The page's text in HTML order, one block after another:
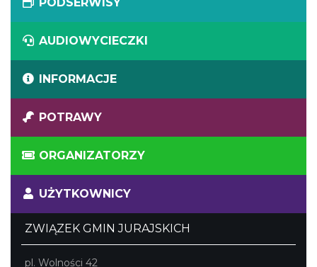
AUDIOWYCIECZKI
INFORMACJE
POTRAWY
ORGANIZATORZY
UŻYTKOWNICY
ZWIĄZEK GMIN JURAJSKICH
pl. Wolności 42